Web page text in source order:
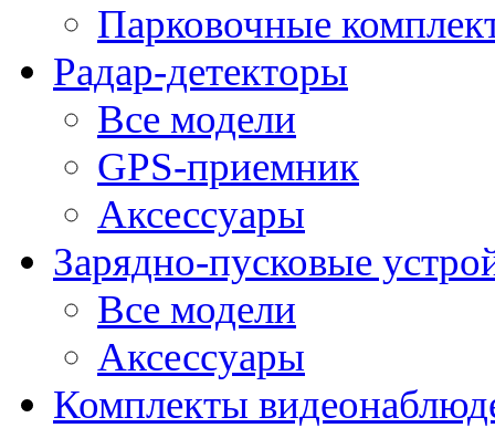
Парковочные
Радар-детекторы
Все модели
GPS-приемник
Аксессуары
Зарядно-пусковые
Все модели
Аксессуары
Комплекты